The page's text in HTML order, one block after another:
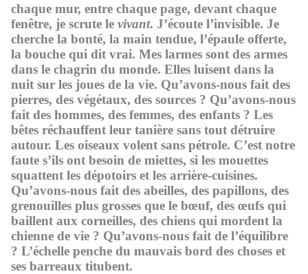
chaque mur, entre chaque page, devant chaque
fenêtre, je scrute le vivant. J’écoute l’invisible. Je
cherche la bonté, la main tendue, l’épaule offerte,
la bouche qui dit vrai. Mes larmes sont des armes
dans le chagrin du monde. Elles luisent dans la
nuit sur les joues de la vie. Qu’avons-nous fait des
pierres, des végétaux, des sources ? Qu’avons-nous
fait des hommes, des femmes, des enfants ? Les
bêtes réchauffent leur tanière sans tout détruire
autour. Les oiseaux volent sans pétrole. C’est notre
faute s’ils ont besoin de miettes, si les mouettes
squattent les dépotoirs et les arrière-cuisines.
Qu’avons-nous fait des abeilles, des papillons, des
grenouilles plus grosses que le bœuf, des œufs qui
baillent aux corneilles, des chiens qui mordent la
chienne de vie ? Qu’avons-nous fait de l’équilibre
? L’échelle penche du mauvais bord des choses et
ses barreaux titubent.